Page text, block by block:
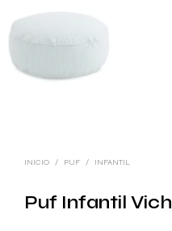
INICIO / PUF / INFANTIL
Puf Infantil